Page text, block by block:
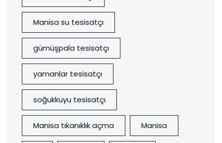
Manisa su tesisatçı
gümüşpala tesisatçı
yamanlar tesisatçı
soğukkuyu tesisatçı
Manisa tıkanıklık açma Manisa